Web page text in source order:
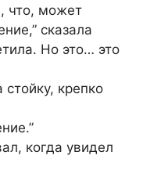
что, может
сказала
Но это… это
стойку, крепко
когда увидел